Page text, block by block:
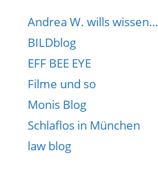
Andrea W. wills wissen…
BILDblog
EFF BEE EYE
Filme und so
Monis Blog
Schlaflos in München
law blog